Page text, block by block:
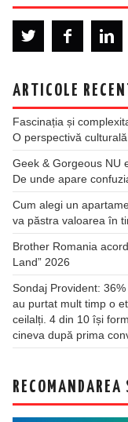
ARTICOLE
Fascinația și
O perspectivă
Geek & Gorgeous NU
De unde apare
Cum alegi un
va păstra valoarea în
Brother Romania
Land” 2026
Sondaj Provident:
au purtat mult timp o
ceilalți. 4 din 10 își
cineva după prima
RECOMANDAREA